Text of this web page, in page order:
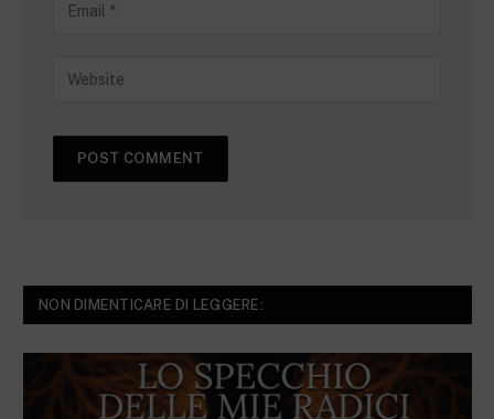
NON DIMENTICARE DI LEGGERE: